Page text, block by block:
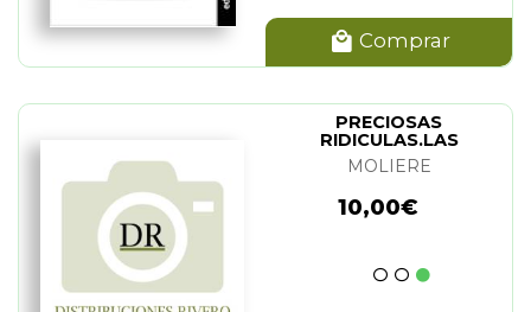
Comprar
PRECIOSAS
RIDICULAS.LAS
MOLIERE
10,00€